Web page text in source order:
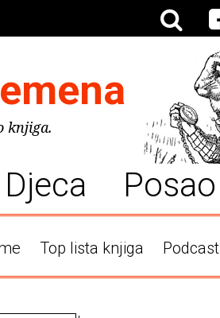
knjiga.
Djeca Posao
Top lista knjiga Podcast